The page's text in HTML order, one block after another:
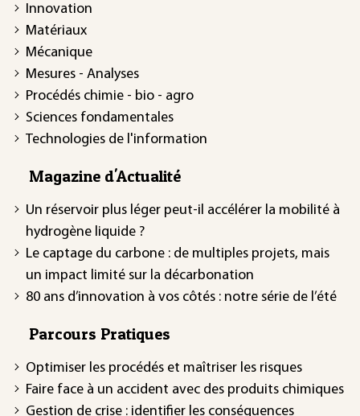
Innovation
Matériaux
Mécanique
Mesures - Analyses
Procédés chimie - bio - agro
Sciences fondamentales
Technologies de l'information
Magazine d'Actualité
Un réservoir plus léger peut-il accélérer la mobilité à
hydrogène liquide ?
Le captage du carbone : de multiples projets, mais
un impact limité sur la décarbonation
80 ans d’innovation à vos côtés : notre série de l’été
Parcours Pratiques
Optimiser les procédés et maîtriser les risques
Faire face à un accident avec des produits chimiques
Gestion de crise : identifier les conséquences